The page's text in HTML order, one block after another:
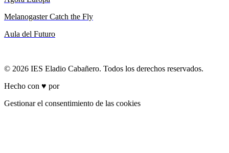
Melanogaster Catch the Fly
Aula del Futuro
© 2026 IES Eladio Cabañero. Todos los derechos reservados.
Hecho con ♥ por
Gestionar el consentimiento de las cookies